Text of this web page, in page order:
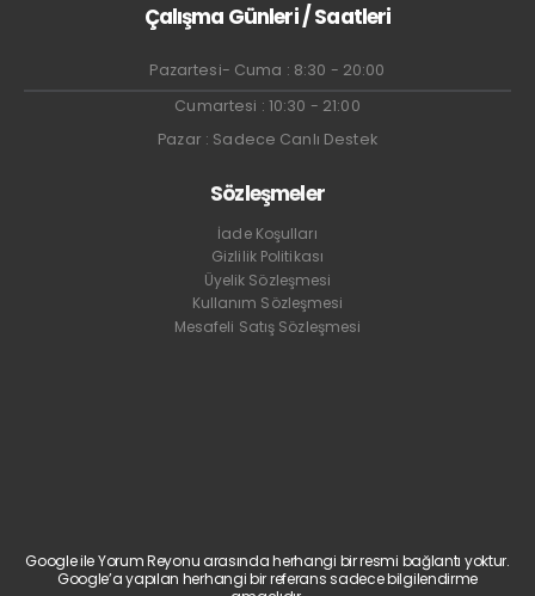
Çalışma Günleri / Saatleri
Pazartesi- Cuma : 8:30 - 20:00
Cumartesi : 10:30 - 21:00
Pazar : Sadece Canlı Destek
Sözleşmeler
İade Koşulları
Gizlilik Politikası
Üyelik Sözleşmesi
Kullanım Sözleşmesi
Mesafeli Satış Sözleşmesi
Google ile Yorum Reyonu arasında herhangi bir resmi bağlantı yoktur.
Google’a yapılan herhangi bir referans sadece bilgilendirme